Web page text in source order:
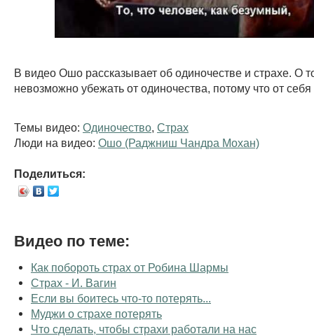
В видео Ошо рассказывает об одиночестве и страхе. О
невозможно убежать от одиночества, потому что от
Темы видео: Одиночество Страх
Люди на видео: Ошо (Раджниш Чандра Мохан)
Поделиться:
Видео по теме:
Как побороть страх от Робина Шармы
Страх - И. Вагин
Если вы боитесь что-то потерять...
Муджи о страхе потерять
Что сделать, чтобы страхи работали на нас